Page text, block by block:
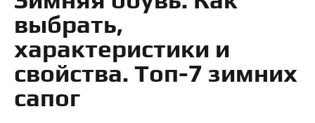
выбрать,
характеристики и
свойства. Топ-7 зимних
сапог